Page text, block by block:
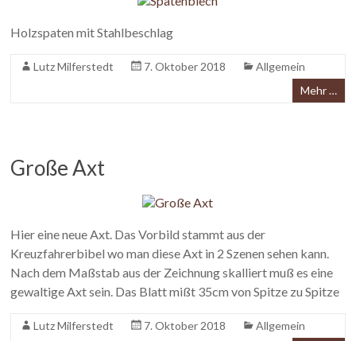
Holzspaten mit Stahlbeschlag
Lutz Milferstedt 7. Oktober 2018
Allgemein
Mehr …
Große Axt
Hier eine neue Axt. Das Vorbild stammt aus der
Kreuzfahrerbibel wo man diese Axt in 2 Szenen sehen kann.
Nach dem Maßstab aus der Zeichnung skalliert muß es eine
gewaltige Axt sein. Das Blatt mißt 35cm von Spitze zu Spitze
Lutz Milferstedt 7. Oktober 2018
Allgemein